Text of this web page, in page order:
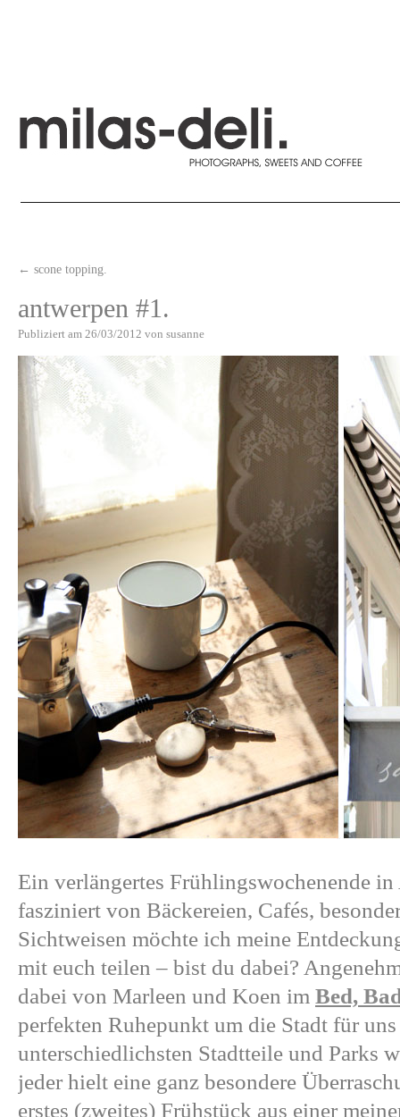
← scone topping.
antwerpen #1.
Publiziert am 26/03/2012 von susanne
Ein verlängertes Frühlingswochenende
fasziniert von Bäckereien, Cafés,
Sichtweisen möchte ich meine
mit euch teilen – bist du dabei?
dabei von Marleen und Koen im Bed,
perfekten Ruhepunkt um die Stadt für
unterschiedlichsten Stadtteile und Parks
jeder hielt eine ganz besondere
erstes (zweites) Frühstück aus einer